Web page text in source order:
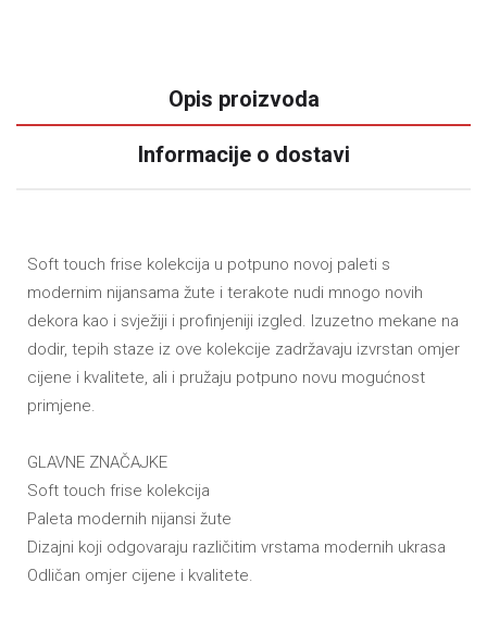
Opis proizvoda
Informacije o dostavi
Soft touch frise kolekcija u potpuno novoj paleti s
modernim nijansama žute i terakote nudi mnogo novih
dekora kao i svježiji i profinjeniji izgled. Izuzetno mekane na
dodir, tepih staze iz ove kolekcije zadržavaju izvrstan omjer
cijene i kvalitete, ali i pružaju potpuno novu mogućnost
primjene.
GLAVNE ZNAČAJKE
Soft touch frise kolekcija
Paleta modernih nijansi žute
Dizajni koji odgovaraju različitim vrstama modernih ukrasa
Odličan omjer cijene i kvalitete.